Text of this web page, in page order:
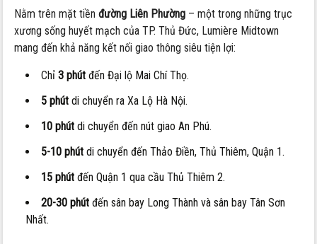
Nằm trên mặt tiềnđường Liên Phường – một trong những trục
xương sống huyết mạch của TP. Thủ Đức, Lumière Midtown
mang đến khả năng kết nối giao thông siêu tiện lợi:
Chỉ3 phút đến Đại lộ Mai Chí Thọ.
5 phút di chuyển ra Xa Lộ Hà Nội.
10 phút di chuyển đến nút giao An Phú.
5-10 phút di chuyển đến Thảo Điền, Thủ Thiêm, Quận 1.
15 phút đến Quận 1 qua cầu Thủ Thiêm 2.
20-30 phút đến sân bay Long Thành và sân bay Tân Sơn
Nhất.